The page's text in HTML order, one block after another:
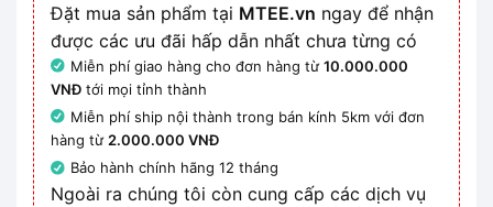
Đặt mua sản phẩm tại MTEE.vn ngay để nhận
được các ưu đãi hấp dẫn nhất chưa từng có
Miễn phí giao hàng cho đơn hàng từ10.000.000
VNĐ tới mọi tỉnh thành
Miễn phí ship nội thành trong bán kính 5km với đơn
hàng từ2.000.000 VNĐ
Bảo hành chính hãng 12 tháng
Ngoài ra chúng tôi còn cung cấp các dịch vụ